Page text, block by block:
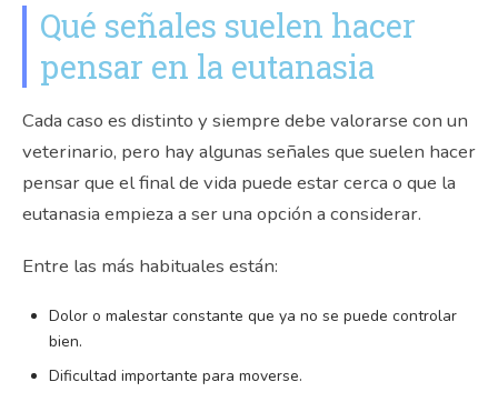
Qué señales suelen hacer
pensar en la eutanasia
Cada caso es distinto y siempre debe valorarse con un
veterinario, pero hay algunas señales que suelen hacer
pensar que el final de vida puede estar cerca o que la
eutanasia empieza a ser una opción a considerar.
Entre las más habituales están:
Dolor o malestar constante que ya no se puede controlar
bien.
Dificultad importante para moverse.